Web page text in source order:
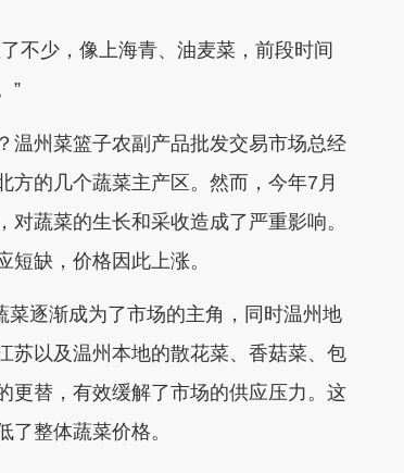
少，像上海青、油麦菜，前段时间
”
州菜篮子农副产品批发交易市场总经
方的几个蔬菜主产区。然而，今年7月
蔬菜的生长和采收造成了严重影响。
缺，价格因此上涨。
逐渐成为了市场的主角，同时温州地
苏以及温州本地的散花菜、香菇菜、包
更替，有效缓解了市场的供应压力。这
整体蔬菜价格。